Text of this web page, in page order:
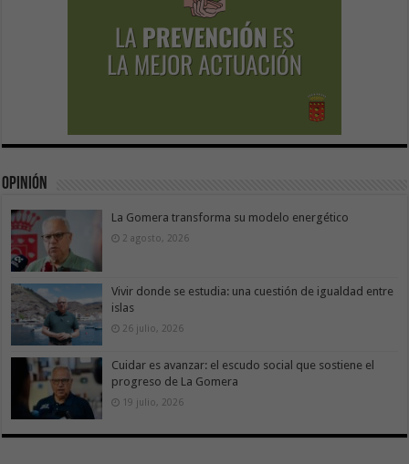
Opinión
La Gomera transforma su modelo energético
2 agosto, 2026
Vivir donde se estudia: una cuestión de igualdad entre
islas
26 julio, 2026
Cuidar es avanzar: el escudo social que sostiene el
progreso de La Gomera
19 julio, 2026